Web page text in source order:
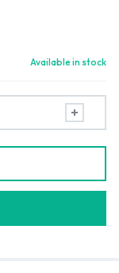
Available in stock